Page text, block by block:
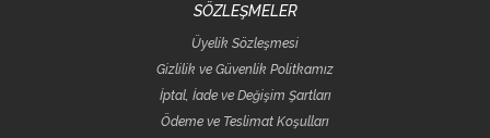
SÖZLEŞMELER
Üyelik Sözleşmesi
Gizlilik ve Güvenlik Politkamız
İptal, İade ve Değişim Şartları
Ödeme ve Teslimat Koşulları